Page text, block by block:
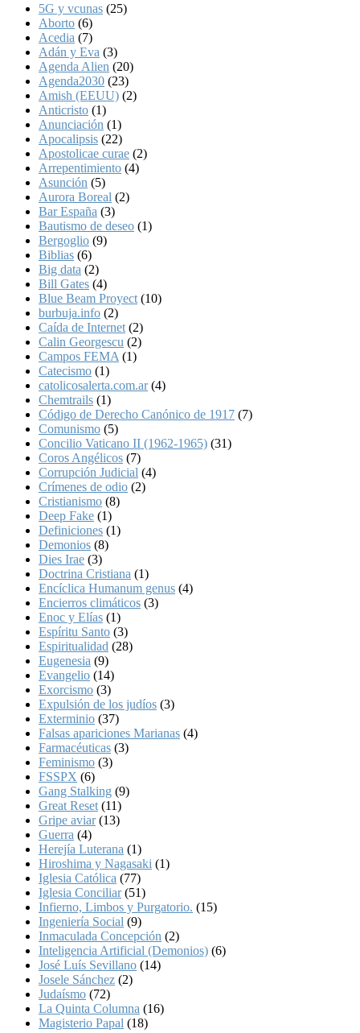
5G y vcunas (25)
Aborto (6)
Acedia (7)
Adán y Eva (3)
Agenda Alien (20)
Agenda2030 (23)
Amish (EEUU) (2)
Anticristo (1)
Anunciación (1)
Apocalipsis (22)
Apostolicae curae (2)
Arrepentimiento (4)
Asunción (5)
Aurora Boreal (2)
Bar España (3)
Bautismo de deseo (1)
Bergoglio (9)
Biblias (6)
Big data (2)
Bill Gates (4)
Blue Beam Proyect (10)
burbuja.info (2)
Caída de Internet (2)
Calin Georgescu (2)
Campos FEMA (1)
Catecismo (1)
catolicosalerta.com.ar(4)
Chemtrails (1)
Código de Derecho Canónico de 1917 (7)
Comunismo (5)
Concilio Vaticano II (1962-1965) (31)
Coros Angélicos (7)
Corrupción Judicial (4)
Crímenes de odio (2)
Cristianismo (8)
Deep Fake (1)
Definiciones (1)
Demonios (8)
Dies Irae (3)
Doctrina Cristiana (1)
Encíclica Humanum genus (4)
Encierros climáticos (3)
Enoc y Elías (1)
Espíritu Santo (3)
Espiritualidad (28)
Eugenesia (9)
Evangelio (14)
Exorcismo (3)
Expulsión de los judíos (3)
Exterminio (37)
Falsas apariciones Marianas (4)
Farmacéuticas (3)
Feminismo (3)
FSSPX (6)
Gang Stalking (9)
Great Reset (11)
Gripe aviar(13)
Guerra (4)
Herejía Luterana (1)
Hiroshima y Nagasaki (1)
Iglesia Católica (77)
Iglesia Conciliar(51)
Infierno, Limbos y Purgatorio. (15)
Ingeniería Social (9)
Inmaculada Concepción (2)
Inteligencia Artificial (Demonios) (6)
José Luís Sevillano (14)
Josele Sánchez (2)
Judaísmo (72)
La Quinta Columna (16)
Magisterio Papal (18)